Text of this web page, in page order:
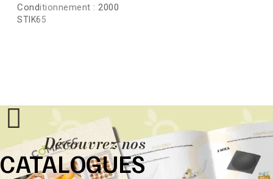
Conditionnement : 2000
STIK65
Découvrez nos
CATALOGUES